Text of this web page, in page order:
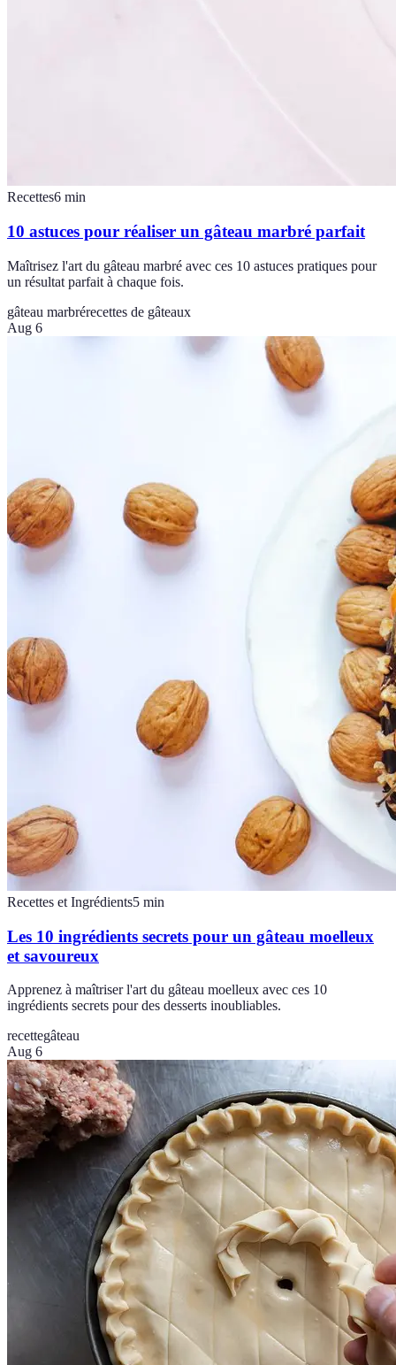
Recettes6 min
10 astuces pour réaliser un gâteau marbré parfait
Maîtrisez l'art du gâteau marbré avec ces 10 astuces pratiques pour
un résultat parfait à chaque fois.
gâteau marbrérecettes de gâteaux
Aug 6
Recettes et Ingrédients5 min
Les 10 ingrédients secrets pour un gâteau moelleux
et savoureux
Apprenez à maîtriser l'art du gâteau moelleux avec ces 10
ingrédients secrets pour des desserts inoubliables.
recettegâteau
Aug 6